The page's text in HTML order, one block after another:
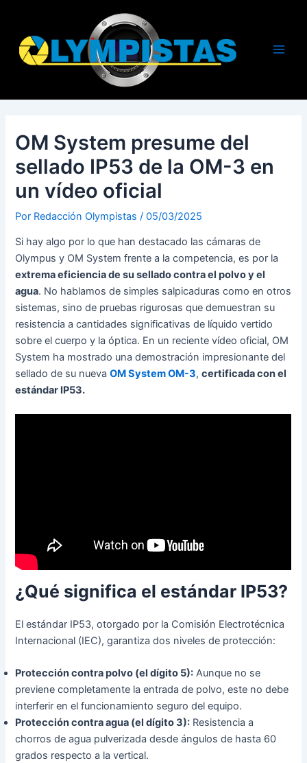
contenido
OM System presume del
sellado IP53 de la OM-3 en
un vídeo oficial
Por Redacción Olympistas /05/03/2025
Si hay algo por lo que han destacado las cámaras de
Olympus y OM System frente a la competencia, es por la
extrema eficiencia de su sellado contra el polvo y el
agua. No hablamos de simples salpicaduras como en otros
sistemas, sino de pruebas rigurosas que demuestran su
resistencia a cantidades significativas de líquido vertido
sobre el cuerpo y la óptica. En un reciente vídeo oficial, OM
System ha mostrado una demostración impresionante del
sellado de su nuevaOM System OM-3,certificada con el
estándar IP53.
¿Qué significa el estándar IP53?
El estándar IP53, otorgado por la Comisión Electrotécnica
Internacional (IEC), garantiza dos niveles de protección:
Protección contra polvo (el dígito 5): Aunque no se
previene completamente la entrada de polvo, este no debe
interferir en el funcionamiento seguro del equipo.
Protección contra agua (el dígito 3): Resistencia a
chorros de agua pulverizada desde ángulos de hasta 60
grados respecto a la vertical.